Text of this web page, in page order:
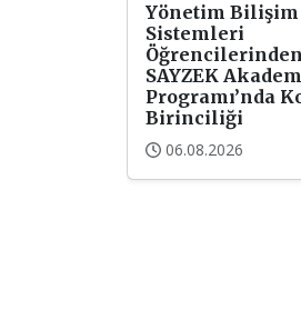
Yönetim Bilişim
Sistemleri
Öğrencilerinden
SAYZEK
Programı’nda
Birinciliği
06.08.2026